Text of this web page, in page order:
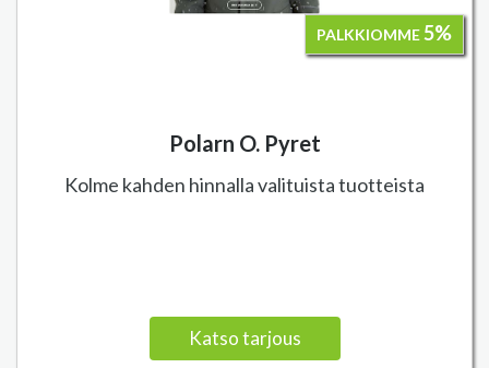
PALKKIOMME5%
Polarn O. Pyret
Kolme kahden hinnalla valituista tuotteista
Katso tarjous